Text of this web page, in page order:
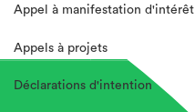
Appel à manifestation d'intérêt
Appels à projets
Déclarations d'intention